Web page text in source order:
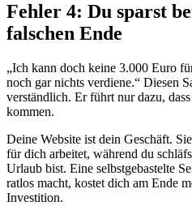
Fehler 4: Du sparst
falschen Ende
„Ich kann doch keine 3.000 Euro
noch gar nichts verdiene.“ Diesen
verständlich. Er führt nur dazu,
kommen.
Deine Website ist dein Geschäft.
für dich arbeitet, während du
Urlaub bist. Eine selbstgebastelte
ratlos macht, kostet dich am Ende
Investition.